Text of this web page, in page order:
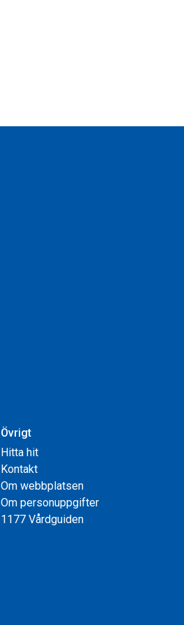
Övrigt
Hitta hit
Kontakt
Om webbplatsen
Om personuppgifter
1177 Vårdguiden